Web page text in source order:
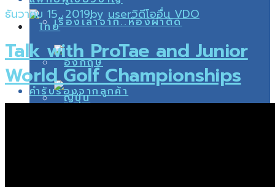
คำรับรองจากลูกค้า
เรื่องเล่าจาก..ห้องผ่าตัด
ธันวาคม 15, 2019by userวิดีโออื่น VDO
Talk with ProTae and Junior
World Golf Championships